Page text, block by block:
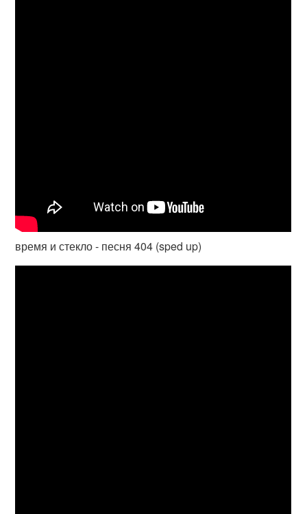
время и стекло - песня 404 (sped up)